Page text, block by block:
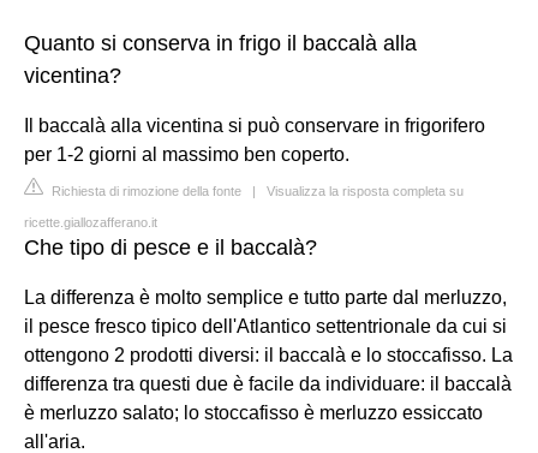
Quanto si conserva in frigo il baccalà alla
vicentina?
Il baccalà alla vicentina si può conservare in frigorifero
per 1-2 giorni al massimo ben coperto.
Richiesta di rimozione della fonte | Visualizza la risposta completa su
ricette.giallozafferano.it
Che tipo di pesce e il baccalà?
La differenza è molto semplice e tutto parte dal merluzzo,
il pesce fresco tipico dell'Atlantico settentrionale da cui si
ottengono 2 prodotti diversi: il baccalà e lo stoccafisso. La
differenza tra questi due è facile da individuare: il baccalà
è merluzzo salato; lo stoccafisso è merluzzo essiccato
all'aria.